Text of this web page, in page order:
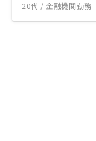
20代 / 金融機関勤務